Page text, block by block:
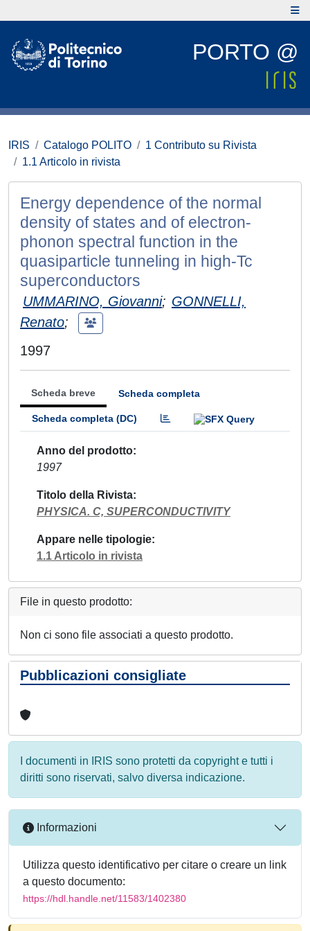
PORTO @
IRIS Catalogo POLITO
1 Contributo su Rivista
1.1 Articolo in rivista
Energy dependence of the normal
density of states and of electron-
phonon spectral function in the
quasiparticle tunneling in high-Tc
superconductors
UMMARINO, Giovanni; GONNELLI,
Renato;
1997
Scheda breve Scheda completa
Scheda completa (DC)
Anno del prodotto
1997
Titolo della Rivista
PHYSICA. C, SUPERCONDUCTIVITY
Appare nelle tipologie
1.1 Articolo in rivista
File in questo prodotto:
Non ci sono file associati a questo prodotto.
Pubblicazioni consigliate
I documenti in IRIS sono protetti da copyright e tutti i
diritti sono riservati, salvo diversa indicazione.
Informazioni
Utilizza questo identificativo per citare o creare un link
a questo documento:
https://hdl.handle.net/11583/1402380